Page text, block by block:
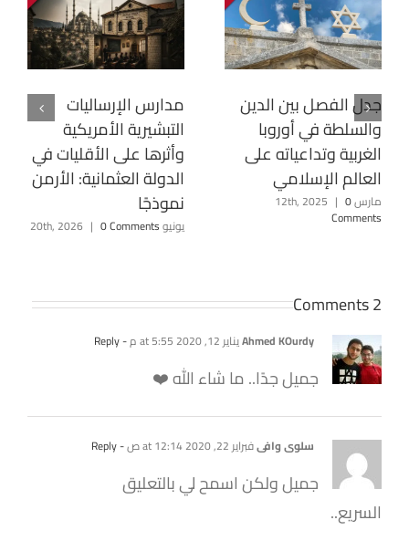
مدارس الإرساليات
التبشيرية الأمريكية
وأثرها على الأقليات في
الدولة العثمانية: الأرمن
نموذجًا
يونيو 20th, 2026 | 0 Comments
جدل الفصل بين الدين
والسلطة في أوروبا
الغربية وتداعياته على
العالم الإسلامي
مارس 12th, 2025 | 0
Comments
2 Comments
Ahmed KOurdyيناير 12, 2020 at 5:55 م - Reply
جميل جدًا.. ما شاء الله ❤️
سلوى وافيفبراير 22, 2020 at 12:14 ص - Reply
جميل ولكن اسمح لي بالتعليق
السريع..